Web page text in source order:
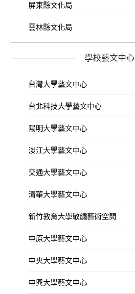
屏東縣文化局
雲林縣文化局
學校藝文中心
台灣大學藝文中心
台北科技大學藝文中心
陽明大學藝文中心
淡江大學藝文中心
交通大學藝文中心
清華大學藝文中心
新竹教育大學敏繡藝術空間
中原大學藝文中心
中央大學藝文中心
中興大學藝文中心